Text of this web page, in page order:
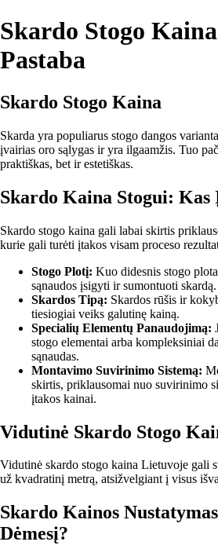
Skardo Stogo
Pastaba
Skardo Stogo Kaina
Skarda yra populiarus stogo dangos
įvairias oro sąlygas ir yra ilgaamžis. Tuo
praktiškas, bet ir estetiškas.
Skardo Kaina Stogui:
Skardo stogo kaina gali labai skirtis
kurie gali turėti įtakos visam proceso
Stogo Plotį: Kuo didesnis stogo
sąnaudos įsigyti ir sumontuoti skardą.
Skardos Tipą: Skardos rūšis ir
tiesiogiai veiks galutinę kainą.
Specialių Elementų Panaudojimą:
stogo elementai arba kompleksiniai
sąnaudas.
Montavimo Suvirinimo Sistemą:
skirtis, priklausomai nuo suvirinimo
įtakos kainai.
Vidutinė Skardo Stogo
Vidutinė skardo stogo kaina Lietuvoje gali
už kvadratinį metrą, atsižvelgiant į visus
Skardo Kainos
Dėmesį?